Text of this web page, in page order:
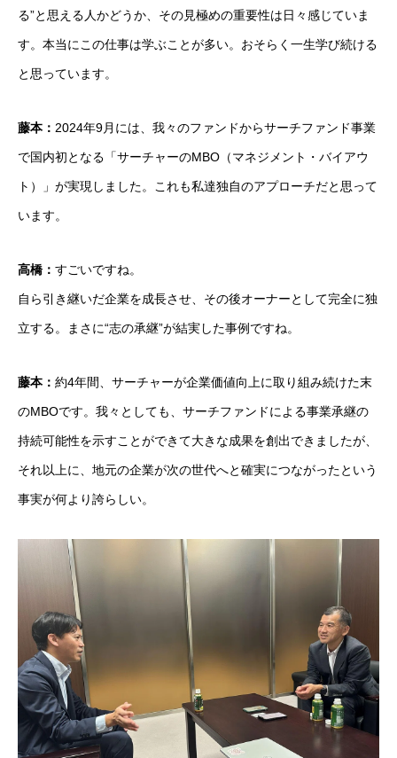
る”と思える人かどうか、その見極めの重要性は日々感じていま
す。本当にこの仕事は学ぶことが多い。おそらく一生学び続ける
と思っています。
藤本： 2024年9月には、我々のファンドからサーチファンド事業
で国内初となる「サーチャーのMBO（マネジメント・バイアウ
ト）」が実現しました。これも私達独自のアプローチだと思って
います。
高橋： すごいですね。
自ら引き継いだ企業を成長させ、その後オーナーとして完全に独
立する。まさに“志の承継”が結実した事例ですね。
藤本： 約4年間、サーチャーが企業価値向上に取り組み続けた末
のMBOです。我々としても、サーチファンドによる事業承継の
持続可能性を示すことができて大きな成果を創出できましたが、
それ以上に、地元の企業が次の世代へと確実につながったという
事実が何より誇らしい。